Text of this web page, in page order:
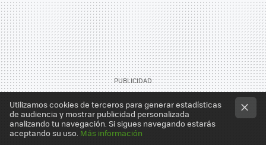
Utilizamos cookies de terceros para generar estadísticas
de audiencia y mostrar publicidad personalizada
analizando tu navegación. Si sigues navegando estarás
aceptando su uso. Más información